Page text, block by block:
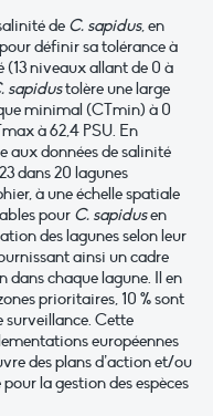
de C. sapidus, en
définir sa tolérance à
(13 niveaux allant de 0 à
sapidustolère une large
minimal (CTmin) à 0
à 62,4 PSU. En
aux données de salinité
dans 20 lagunes
à une échelle spatiale
pour C. sapidusen
des lagunes selon leur
ainsi un cadre
dans chaque lagune. Il en
prioritaires, 10 % sont
surveillance. Cette
européennes
des plans d’action et/ou
la gestion des espèces